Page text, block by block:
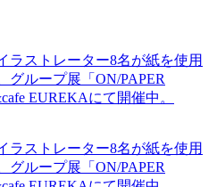
ラストレーター8名が紙を使用
グループ展「ON/PAPER
EUREKAにて開催中。
ラストレーター8名が紙を使用
グループ展「ON/PAPER